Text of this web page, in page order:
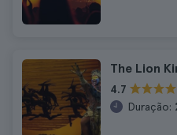
The Lion
4.7
Duração: